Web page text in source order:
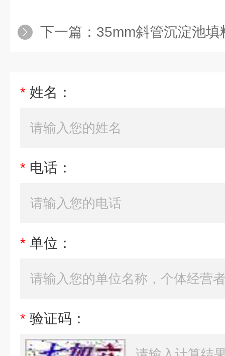
下一篇： 35mm斜管沉淀池
* 姓名：
* 电话：
* 单位：
* 验证码：